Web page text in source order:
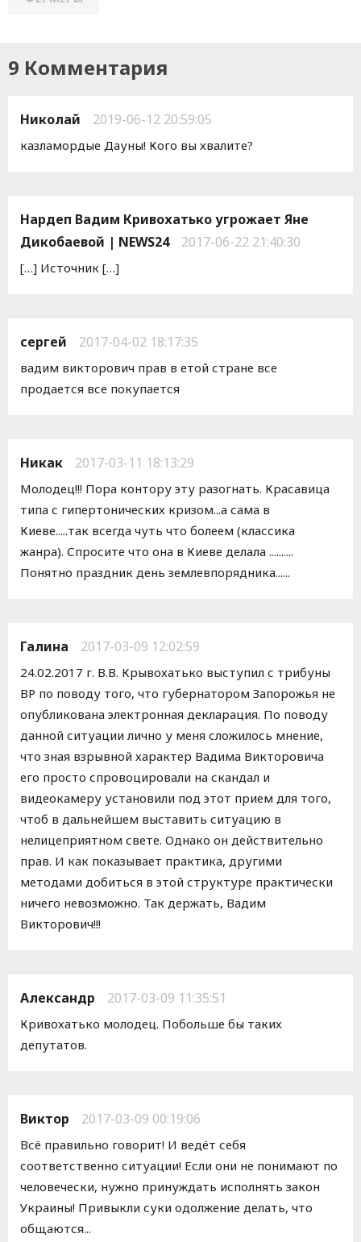
9 Комментария
Николай 2019-06-12 20:59:05
казламордые Дауны! Кого вы хвалите?
Нардеп Вадим Кривохатько угрожает Яне
Дикобаевой | NEWS24
2017-06-22 21:40:30
[…] Источник […]
сергей 2017-04-02 18:17:35
вадим викторович прав в етой стране все
продается все покупается
Никак 2017-03-11 18:13:29
Молодец!!! Пора контору эту разогнать. Красавица
типа с гипертонических кризом...а сама в
Киеве.....так всегда чуть что болеем (классика
жанра). Спросите что она в Киеве делала ..........
Понятно праздник день землевпорядника......
Галина 2017-03-09 12:02:59
24.02.2017 г. В.В. Крывохатько выступил с трибуны
ВР по поводу того, что губернатором Запорожья не
опубликована электронная декларация. По поводу
данной ситуации лично у меня сложилось мнение,
что зная взрывной характер Вадима Викторовича
его просто спровоцировали на скандал и
видеокамеру установили под этот прием для того,
чтоб в дальнейшем выставить ситуацию в
нелицеприятном свете. Однако он действительно
прав. И как показывает практика, другими
методами добиться в этой структуре практически
ничего невозможно. Так держать, Вадим
Викторович!!!
Александр 2017-03-09 11:35:51
Кривохатько молодец. Побольше бы таких
депутатов.
Виктор 2017-03-09 00:19:06
Всё правильно говорит! И ведёт себя
соответственно ситуации! Если они не понимают по
человечески, нужно принуждать исполнять закон
Украины! Привыкли суки одолжение делать, что
общаются...